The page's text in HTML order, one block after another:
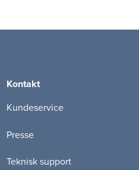
Kontakt
Kundeservice
Presse
Teknisk support